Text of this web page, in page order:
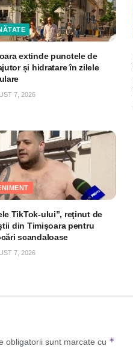
extinde punctele de
și hidratare în zilele
7, 2026
TikTok-ului”, reţinut de
din Timişoara pentru
scandaloase
7, 2026
obligatorii sunt marcate cu *